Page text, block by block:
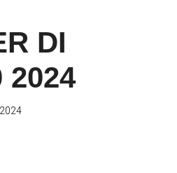
DI
2024